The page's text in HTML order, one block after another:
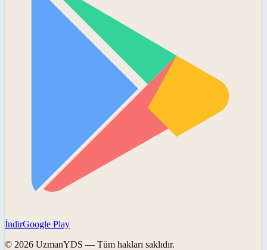
İndirGoogle Play
© 2026 UzmanYDS — Tüm hakları saklıdır.